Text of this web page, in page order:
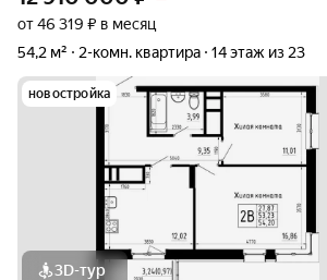
от 46 319 ₽ в месяц
54,2 м²
2-комн. квартира 14 этаж из 23
новостройка
3D-тур